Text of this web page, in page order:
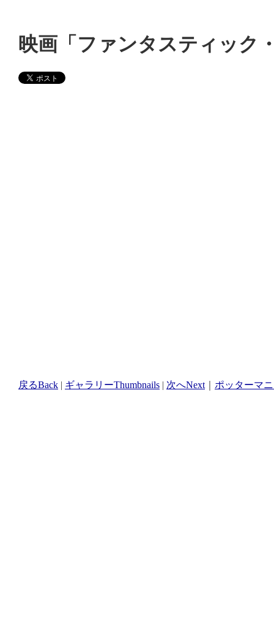
映画「ファンタスティッ
戻るBack | ギャラリーThumbnails | 次へNext ポッターマ